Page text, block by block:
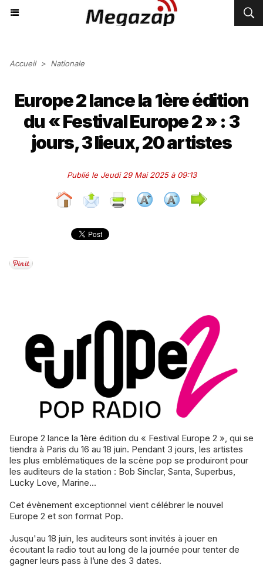
Accueil > Nationale
Europe 2 lance la 1ère édition
du « Festival Europe 2 » : 3
jours, 3 lieux, 20 artistes
Publié le Jeudi 29 Mai 2025 à 09:13
Europe 2 lance la 1ère édition du « Festival Europe 2 », qui se
tiendra à Paris du 16 au 18 juin. Pendant 3 jours, les artistes
les plus emblématiques de la scène pop se produiront pour
les auditeurs de la station : Bob Sinclar, Santa, Superbus,
Lucky Love, Marine...
Cet évènement exceptionnel vient célébrer le nouvel
Europe 2 et son format Pop.
Jusqu'au 18 juin, les auditeurs sont invités à jouer en
écoutant la radio tout au long de la journée pour tenter de
gagner leurs pass à l’une des 3 dates.